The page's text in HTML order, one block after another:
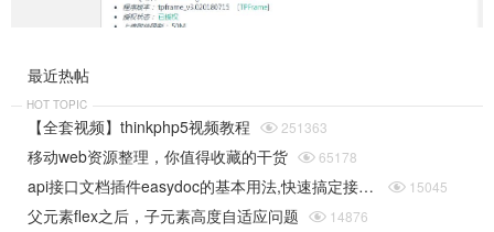
最近热帖
HOT TOPIC
【全套视频】thinkphp5视频教程  251363
移动web资源整理，你值得收藏的干货  65178
api接口文档插件easydoc的基本用法,快速搞定接口文档  15045
父元素flex之后，子元素高度自适应问题  14876